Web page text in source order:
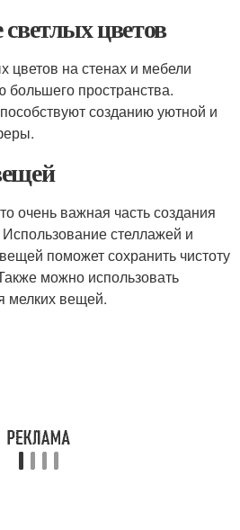
цветов
цветов на стенах и мебели
большего пространства.
созданию уютной и
очень важная часть создания
стеллажей и
поможет сохранить чистоту
можно использовать
мелких вещей.